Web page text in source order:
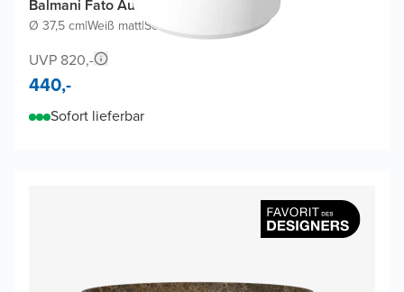
Balmani Fato Aufsatzwaschbecken
Ø 37,5 cm|Weiß matt|Solid Surface
UVP 820,-
440,-
Sofort lieferbar